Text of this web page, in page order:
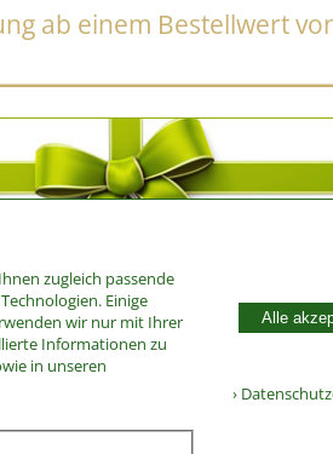
zugleich passende
Einige
wir nur mit Ihrer
Informationen zu
in unseren
Alle
›
ab einem Bestellwert